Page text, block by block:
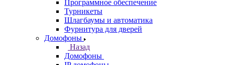
Программное обеспечение
Турникеты
Шлагбаумы и автоматика
Фурнитура для дверей
Домофоны
Назад
Домофоны